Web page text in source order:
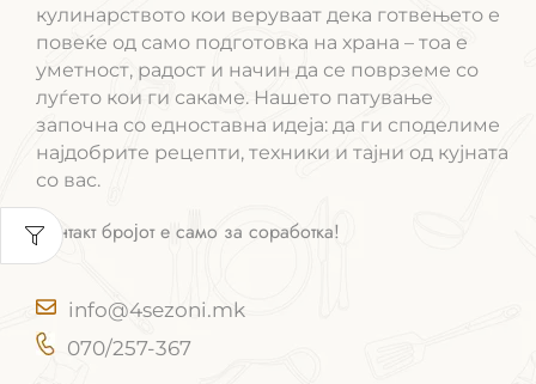
кулинарството кои веруваат дека готвењето е
повеќе од само подготовка на храна – тоа е
уметност, радост и начин да се поврземе со
луѓето кои ги сакаме. Нашето патување
започна со едноставна идеја: да ги споделиме
најдобрите рецепти, техники и тајни од кујната
со вас.
Контакт бројот е само за соработка!
info@4sezoni.mk
070/257-367